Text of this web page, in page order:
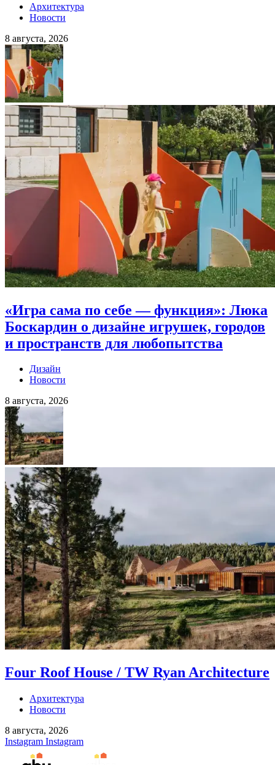
Архитектура
Новости
8 августа, 2026
«Игра сама по себе — функция»: Люка
Боскардин о дизайне игрушек, городов
и пространств для любопытства
Дизайн
Новости
8 августа, 2026
Four Roof House / TW Ryan Architecture
Архитектура
Новости
8 августа, 2026
Instagram Instagram